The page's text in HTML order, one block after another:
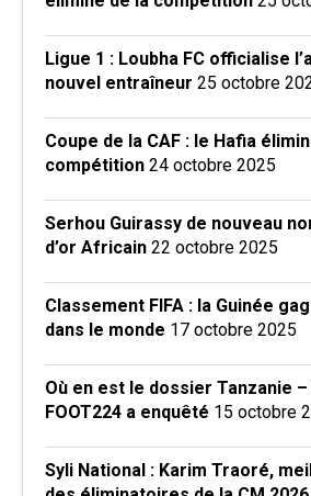
Ligue 1 : Loubha FC officialise
nouvel entraîneur 25 octobre
Coupe de la CAF : le Hafia
compétition 24 octobre 2025
Serhou Guirassy de nouveau
d’or Africain 22 octobre 2025
Classement FIFA : la Guinée
dans le monde 17 octobre 2025
Où en est le dossier Tanzanie –
FOOT224 a enquêté 15 octobre
Syli National : Karim Traoré,